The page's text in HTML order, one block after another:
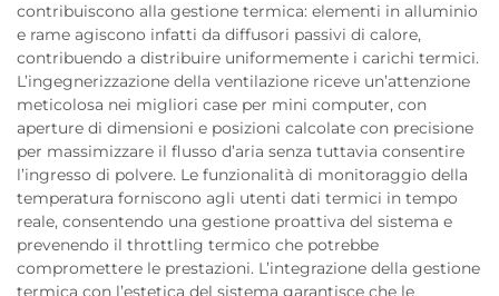
contribuiscono alla gestione termica: elementi in alluminio
e rame agiscono infatti da diffusori passivi di calore,
contribuendo a distribuire uniformemente i carichi termici.
L’ingegnerizzazione della ventilazione riceve un’attenzione
meticolosa nei migliori case per mini computer, con
aperture di dimensioni e posizioni calcolate con precisione
per massimizzare il flusso d’aria senza tuttavia consentire
l’ingresso di polvere. Le funzionalità di monitoraggio della
temperatura forniscono agli utenti dati termici in tempo
reale, consentendo una gestione proattiva del sistema e
prevenendo il throttling termico che potrebbe
compromettere le prestazioni. L’integrazione della gestione
termica con l’estetica del sistema garantisce che le